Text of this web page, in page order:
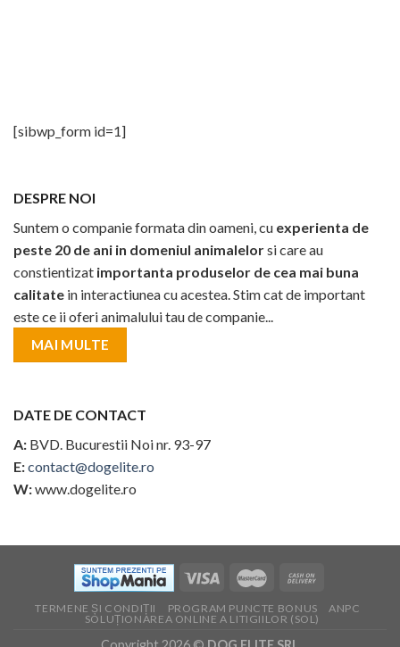
[sibwp_form id=1]
DESPRE NOI
Suntem o companie formata din oameni, cu experienta de
peste 20 de ani in domeniul animalelorsi care au
constientizat importanta produselor de cea mai buna
calitate in interactiunea cu acestea. Stim cat de important
este ce ii oferi animalului tau de companie...
MAI MULTE
DATE DE CONTACT
A: BVD. Bucurestii Noi nr. 93-97
E:contact@dogelite.ro
W:www.dogelite.ro
TERMENE ȘI CONDIȚII PROGRAM PUNCTE BONUS
ANPC
SOLUȚIONAREA ONLINE A LITIGIILOR (SOL)